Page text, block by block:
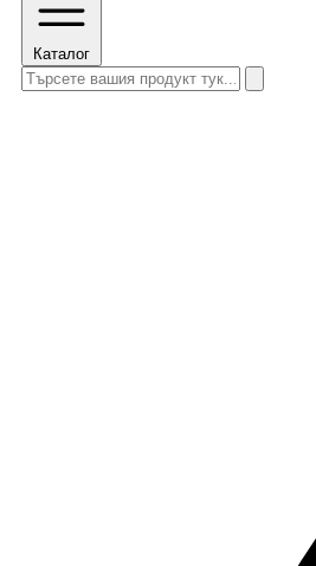
Каталог